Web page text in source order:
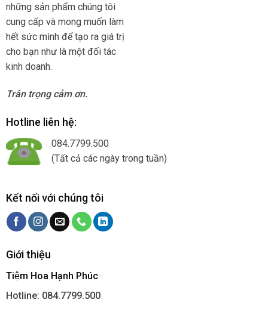
những sản phẩm chúng tôi
cung cấp và mong muốn làm
hết sức mình để tạo ra giá trị
cho bạn như là một đối tác
kinh doanh.
Trân trọng cảm ơn.
Hotline liên hệ:
084.7799.500
(Tất cả các ngày trong tuần)
Kết nối với chúng tôi
Giới thiệu
Tiệm Hoa Hạnh Phúc
Hotline: 084.7799.500